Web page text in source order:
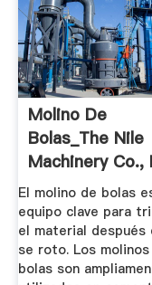
Molino De
Bolas_The Nile
Machinery Co.,
El molino de bolas
equipo clave para
el material después
se roto. Los
bolas son